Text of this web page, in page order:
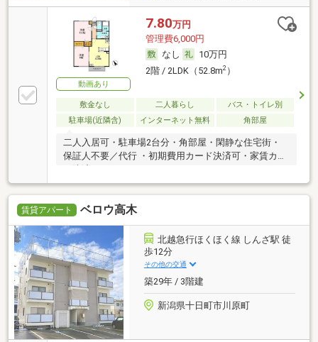
動画あり
7.80万円
管理費6,000円
なし
10万円
2階 / 2LDK（52.8m2）
敷金なし 二人暮らし
バス・トイレ別
駐車場(近隣含)
インターネット無料 角部屋
二人入居可・駐車場2台分・角部屋・閑静な住宅街・
保証人不要／代行 ・初期費用カード決済可・家賃カー
賃貸アパート ベロウ高木
北越急行ほくほく線 しんざ駅 徒
歩12分
その他の交通
築29年 / 3階建
新潟県十日町市川原町